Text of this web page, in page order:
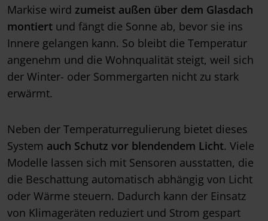
Markise wird zumeist außen über dem Glasdach
montiert und fängt die Sonne ab, bevor sie ins
Innere gelangen kann. So bleibt die Temperatur
angenehm und die Wohnqualität steigt, weil sich
der Winter- oder Sommergarten nicht zu stark
erwärmt.
Neben der Temperaturregulierung bietet dieses
System auch Schutz vor blendendem Licht. Viele
Modelle lassen sich mit Sensoren ausstatten, die
die Beschattung automatisch abhängig von Licht
oder Wärme steuern. Dadurch kann der Einsatz
von Klimageräten reduziert und Strom gespart